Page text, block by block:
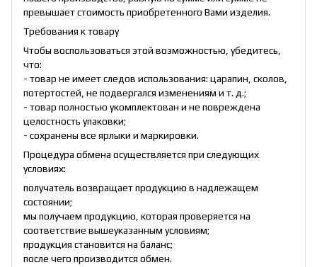
превышает стоимость приобретенного Вами изделия.
Требования к товару
Чтобы воспользоваться этой возможностью, убедитесь,
что:
- товар не имеет следов использования: царапин, сколов,
потертостей, не подвергался изменениям и т. д.;
- товар полностью укомплектован и не повреждена
целостность упаковки;
- сохранены все ярлыки и маркировки.
Процедура обмена осуществляется при следующих
условиях:
получатель возвращает продукцию в надлежащем
состоянии;
мы получаем продукцию, которая проверяется на
соответствие вышеуказанным условиям;
продукция становится на баланс;
после чего производится обмен.